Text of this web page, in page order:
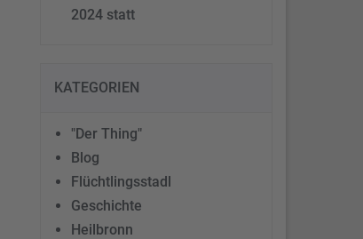
2024 statt
KATEGORIEN
"Der Thing"
Blog
Flüchtlingsstadl
Geschichte
Heilbronn